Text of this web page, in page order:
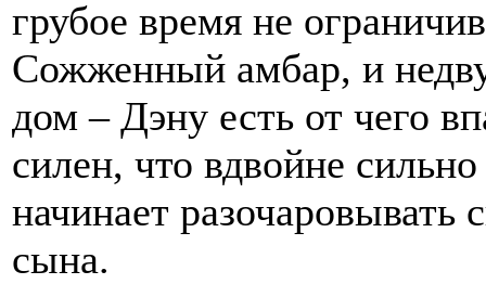
грубое время не
Сожженный амбар, и
дом – Дэну есть от чего
силен, что вдвойне
начинает разочаровывать
сына.